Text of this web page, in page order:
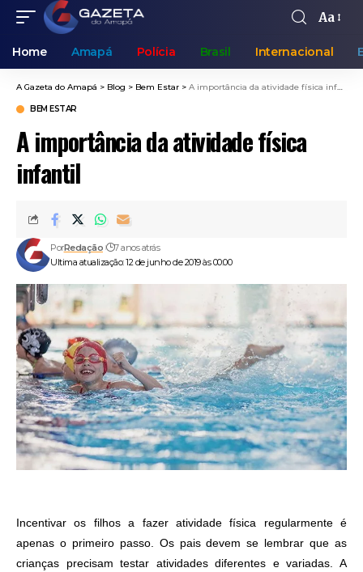
Aa
Home Amapá Polícia Brasil Internacional
A Gazeta do Amapá > Blog > Bem Estar > A importância da atividade física infantil
BEM ESTAR
A importância da atividade física
infantil
Ultima atualização: 12 de junho de 2019 às 00:00
PorRedação 7 anos atrás
Incentivar os filhos a fazer atividade física regularmente é
apenas o primeiro passo. Os pais devem se lembrar que as
crianças precisam testar atividades diferentes e variadas. A